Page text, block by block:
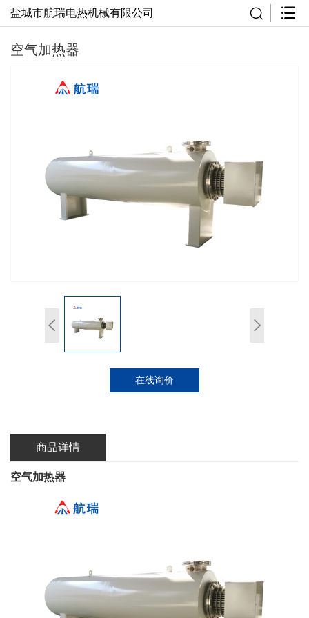
盐城市航瑞电热机械有限公司
空气加热器
在线询价
商品详情
空气加热器